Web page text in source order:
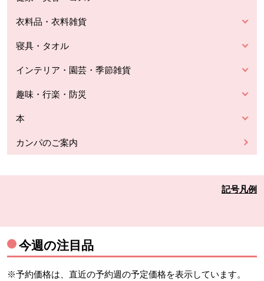
衣料品・衣料雑貨
寝具・タオル
インテリア・園芸・季節雑貨
趣味・行楽・防災
本
カンパのご案内
記号凡例
今週の注目品
※予約価格は、直近の予約週の予定価格を表示しています。